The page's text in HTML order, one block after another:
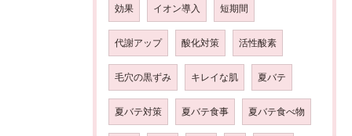
効果 イオン導入 短期間
代謝アップ 酸化対策 活性酸素
毛穴の黒ずみ キレイな肌 夏バテ
夏バテ対策 夏バテ食事 夏バテ食べ物